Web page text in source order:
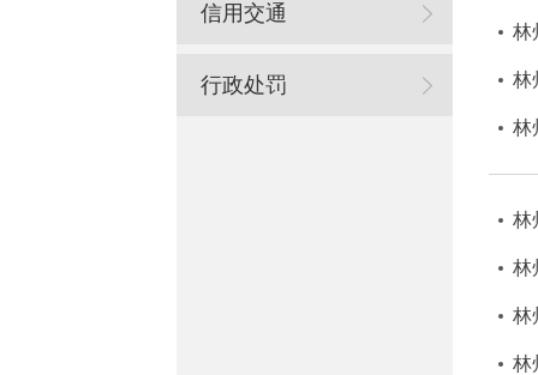
信用交通
行政处罚
林
林
林
林
林
林
林